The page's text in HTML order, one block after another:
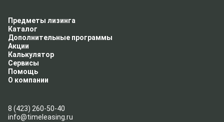
Предметы лизинга
Каталог
Дополнительные программы
Акции
Калькулятор
Сервисы
Помощь
О компании
8 (423) 260-50-40
info@timeleasing.ru